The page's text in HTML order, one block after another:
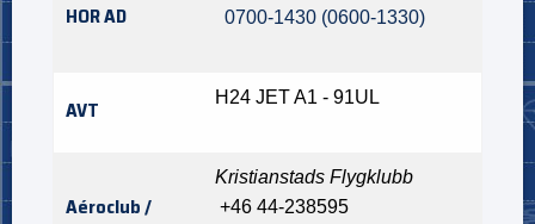
HOR AD 0700-1430 (0600-1330)
AVT H24 JET A1 - 91UL
Aéroclub /
Kristianstads Flygklubb
+46 44-238595